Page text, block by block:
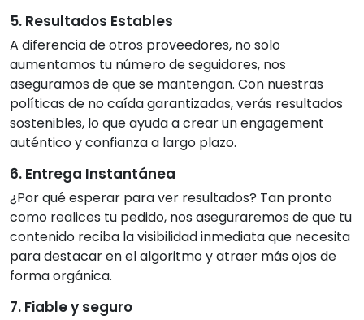
5. Resultados Estables
A diferencia de otros proveedores, no solo
aumentamos tu número de seguidores, nos
aseguramos de que se mantengan. Con nuestras
políticas de no caída garantizadas, verás resultados
sostenibles, lo que ayuda a crear un engagement
auténtico y confianza a largo plazo.
6. Entrega Instantánea
¿Por qué esperar para ver resultados? Tan pronto
como realices tu pedido, nos aseguraremos de que tu
contenido reciba la visibilidad inmediata que necesita
para destacar en el algoritmo y atraer más ojos de
forma orgánica.
7. Fiable y seguro